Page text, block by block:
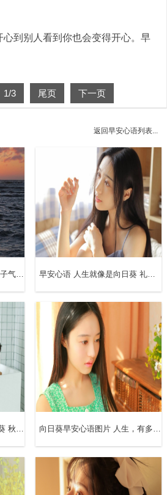
心到别人看到你也会变得开心。早
1/3 尾页 下一页
返回早安心语列表...
早安心语图片带字句子向日葵 秋天到了，换上一个秋主题的面板，让自己的心情也象秋天的硕果一样有丰收的喜悦 向日葵早安心语图片 人生，有多少痛苦，就会有多少成长